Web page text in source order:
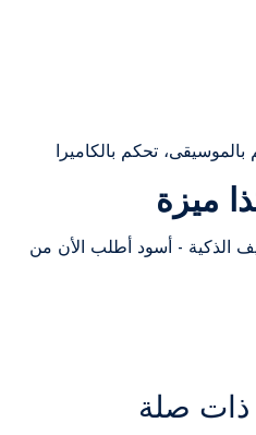
تحكم بالكاميرا
ميزة
الذكية - أسود أطلب الأن من
ذات صلة